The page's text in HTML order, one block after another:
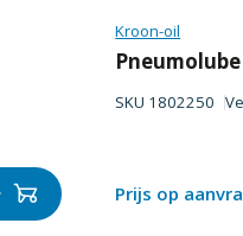
Kroon-oil
SKU 1802250
Prijs op